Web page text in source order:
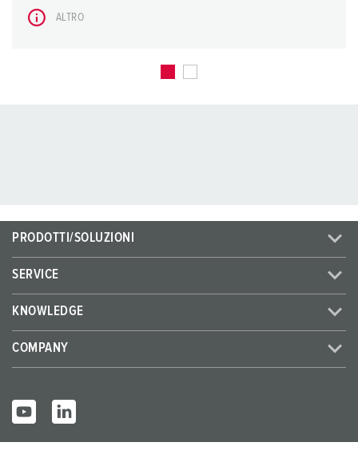
ALTRO
PRODOTTI/SOLUZIONI
SERVICE
KNOWLEDGE
COMPANY